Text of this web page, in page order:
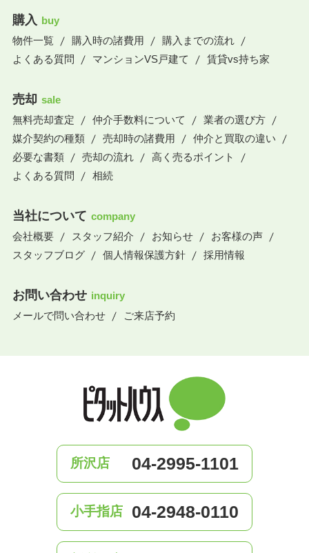
購入 buy
物件一覧
購入時の諸費用
購入までの流れ
よくある質問
マンションVS戸建て 賃貸vs持ち家
売却 sale
無料売却査定
仲介手数料について
業者の選び方
媒介契約の種類
売却時の諸費用
仲介と買取の違い
必要な書類
売却の流れ
高く売るポイント
よくある質問
相続
当社について company
会社概要
スタッフ紹介 お知らせ
お客様の声
スタッフブログ
個人情報保護方針 採用情報
お問い合わせ inquiry
メールで問い合わせ
ご来店予約
所沢店 04-2995-1101
小手指店 04-2948-0110